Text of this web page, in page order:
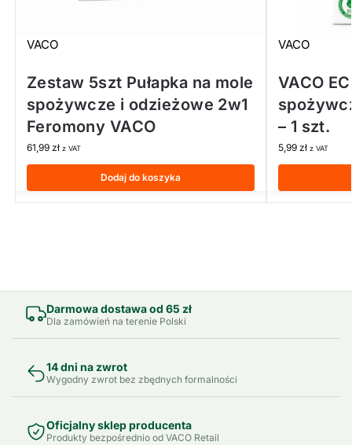
VACO
Zestaw 5szt Pułapka na mole
spożywcze i odzieżowe 2w1
Feromony VACO
61,99 zł z VAT
Dodaj do koszyka
VACO
VACO
– 1 szt.
5,99 zł z VAT
Darmowa dostawa od 65 zł
Dla zamówień na terenie Polski
14 dni na zwrot
Wygodny zwrot bez zbędnych formalności
Oficjalny sklep producenta
Produkty bezpośrednio od VACO Retail